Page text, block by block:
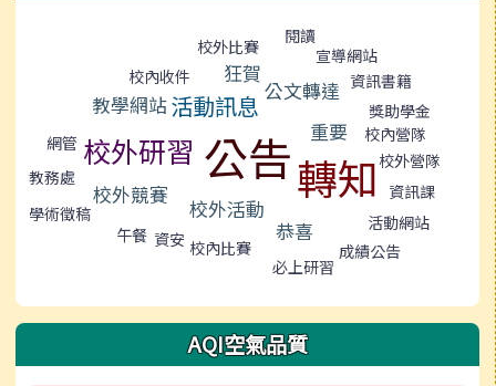
校外比賽
閱讀
校內收件
狂賀
宣導網站
教學網站活動訊息 公文轉達 資訊書籍
網管 校外研習 公告 重要
獎助學金
校內營隊
教務處
轉知校外營隊
校外競賽
學術徵稿 校外活動
資訊課
午餐 資安
活動網站
校內比賽
恭喜
必上研習
成績公告
AQI空氣品質